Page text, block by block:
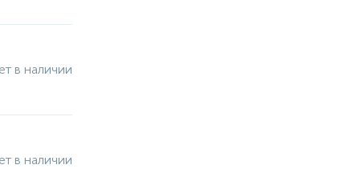
в наличии
в наличии